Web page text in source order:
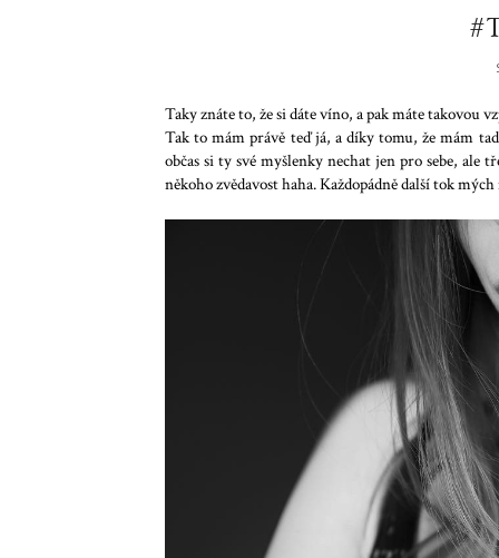
Taky znáte to, že si dáte víno, a pak máte takovou
Tak to mám právě teď já, a díky tomu, že mám
občas si ty své myšlenky nechat jen pro sebe, ale
někoho zvědavost haha. Každopádně další tok